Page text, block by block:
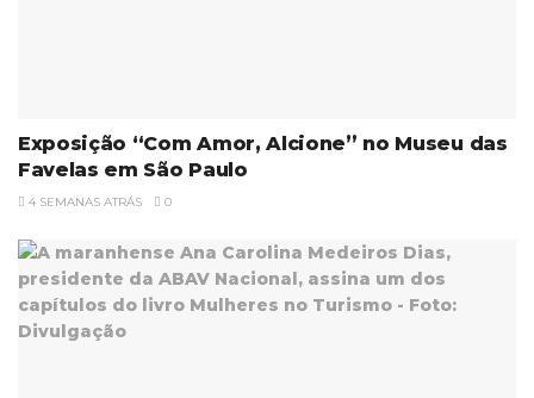
Exposição “Com Amor, Alcione” no Museu das
Favelas em São Paulo
4 SEMANAS ATRÁS 0